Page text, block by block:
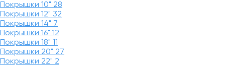
Покрышки 10" 28
Покрышки 12" 32
Покрышки 14" 7
Покрышки 16" 12
Покрышки 18" 11
Покрышки 20" 27
Покрышки 22" 2